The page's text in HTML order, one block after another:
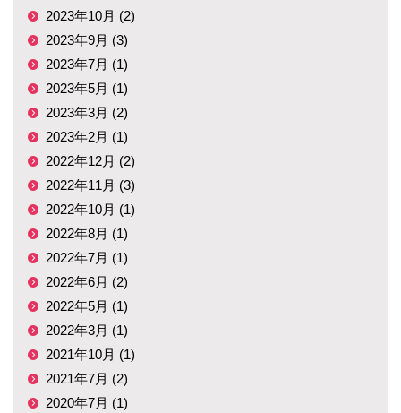
2023年10月 (2)
2023年9月 (3)
2023年7月 (1)
2023年5月 (1)
2023年3月 (2)
2023年2月 (1)
2022年12月 (2)
2022年11月 (3)
2022年10月 (1)
2022年8月 (1)
2022年7月 (1)
2022年6月 (2)
2022年5月 (1)
2022年3月 (1)
2021年10月 (1)
2021年7月 (2)
2020年7月 (1)